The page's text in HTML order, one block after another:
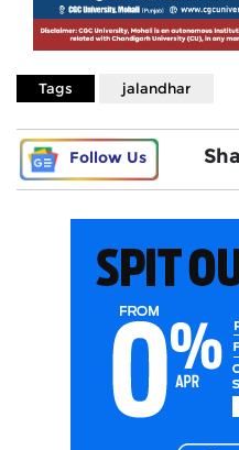
Tags jalandhar
Follow Us